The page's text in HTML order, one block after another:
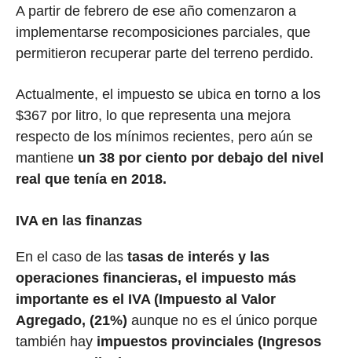
A partir de febrero de ese año comenzaron a
implementarse recomposiciones parciales, que
permitieron recuperar parte del terreno perdido.
Actualmente, el impuesto se ubica en torno a los
$367 por litro, lo que representa una mejora
respecto de los mínimos recientes, pero aún se
mantiene un 38 por ciento por debajo del nivel
real que tenía en 2018.
IVA en las finanzas
En el caso de las tasas de interés y las
operaciones financieras, el impuesto más
importante es el IVA (Impuesto al Valor
Agregado, (21%) aunque no es el único porque
también hay impuestos provinciales (Ingresos